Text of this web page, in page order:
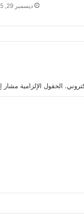
ديسمبر 29, 2025
الحقول الإلزامية مشار